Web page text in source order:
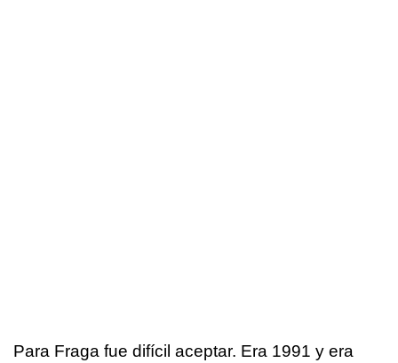
Para Fraga fue difícil aceptar. Era 1991 y era